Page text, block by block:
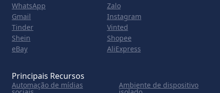
WhatsApp
Zalo
Gmail
Instagram
Tinder
Vinted
Shein
Shopee
eBay
AliExpress
Principais Recursos
Automação de mídias Ambiente de dispositivo